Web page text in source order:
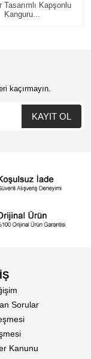
Tasarımlı Kapşonlu
Kanguru...
kaçırmayın.
Sorular
Kanunu